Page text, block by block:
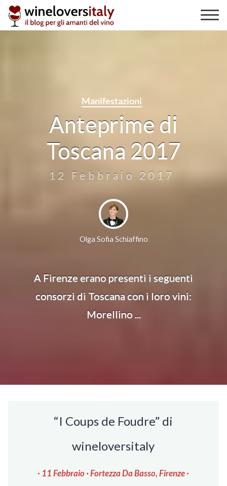
Skip
Manifestazioni
Anteprime di
Toscana 2017
12 Febbraio 2017
Olga Sofia Schiaffino
A Firenze erano presenti i seguenti
consorzi di Toscana con i loro vini:
Morellino ...
“I Coups de Foudre” di
wineloversitaly
· 11 Febbraio · Fortezza Da Basso, Firenze ·